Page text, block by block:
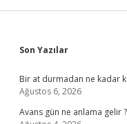
Sidebar
Son Yazılar
Bir at durmadan ne kadar
Ağustos 6, 2026
Avans gün ne anlama gelir ?